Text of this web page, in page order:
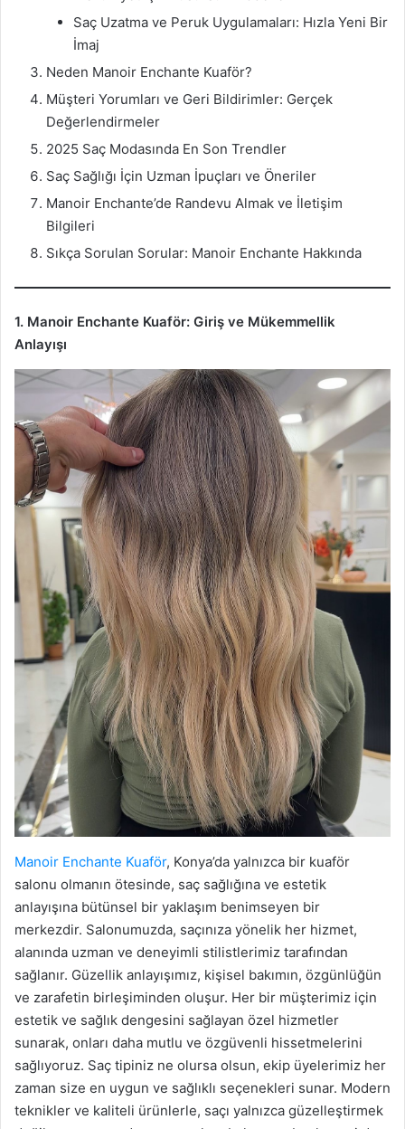
Saç Uzatma ve Peruk Uygulamaları: Hızla Yeni Bir
İmaj
Neden Manoir Enchante Kuaför?
Müşteri Yorumları ve Geri Bildirimler: Gerçek
Değerlendirmeler
2025 Saç Modasında En Son Trendler
Saç Sağlığı İçin Uzman İpuçları ve Öneriler
Manoir Enchante’de Randevu Almak ve İletişim
Bilgileri
Sıkça Sorulan Sorular: Manoir Enchante Hakkında
1. Manoir Enchante Kuaför: Giriş ve Mükemmellik
Anlayışı
Manoir Enchante Kuaför, Konya’da yalnızca bir kuaför
salonu olmanın ötesinde, saç sağlığına ve estetik
anlayışına bütünsel bir yaklaşım benimseyen bir
merkezdir. Salonumuzda, saçınıza yönelik her hizmet,
alanında uzman ve deneyimli stilistlerimiz tarafından
sağlanır. Güzellik anlayışımız, kişisel bakımın, özgünlüğün
ve zarafetin birleşiminden oluşur. Her bir müşterimiz için
estetik ve sağlık dengesini sağlayan özel hizmetler
sunarak, onları daha mutlu ve özgüvenli hissetmelerini
sağlıyoruz. Saç tipiniz ne olursa olsun, ekip üyelerimiz her
zaman size en uygun ve sağlıklı seçenekleri sunar. Modern
teknikler ve kaliteli ürünlerle, saçı yalnızca güzelleştirmek